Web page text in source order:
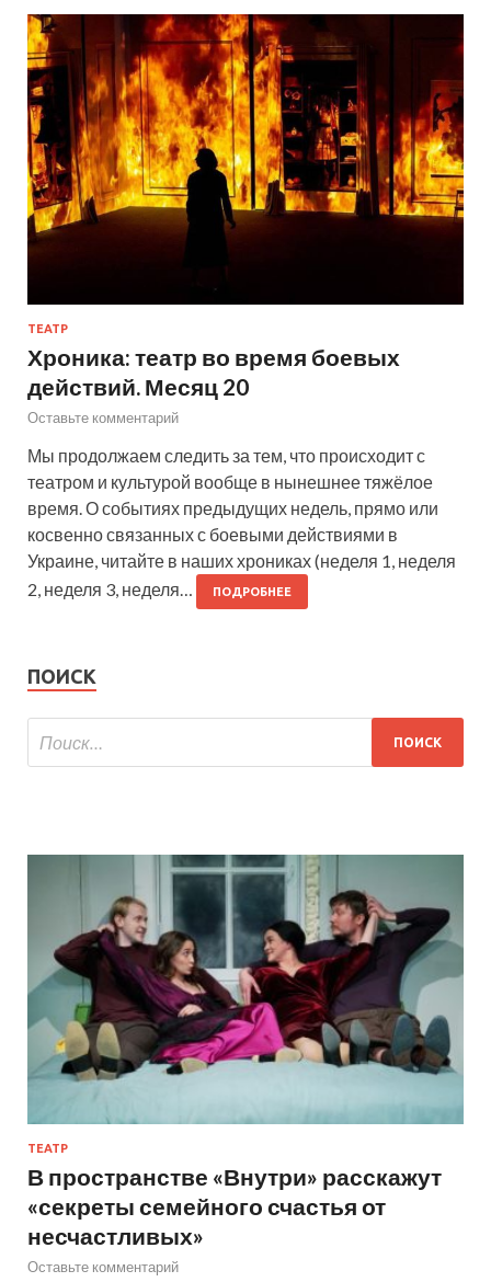
ТЕАТР
Хроника: театр во время боевых
действий. Месяц 20
Оставьте комментарий
Мы продолжаем следить за тем, что происходит с
театром и культурой вообще в нынешнее тяжёлое
время. О событиях предыдущих недель, прямо или
косвенно связанных с боевыми действиями в
Украине, читайте в наших хрониках (неделя 1, неделя
2, неделя 3, неделя…
ПОДРОБНЕЕ
ПОИСК
ТЕАТР
В пространстве «Внутри» расскажут
«секреты семейного счастья от
несчастливых»
Оставьте комментарий